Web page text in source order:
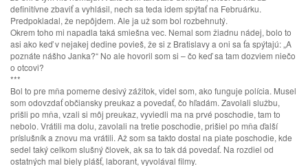
definitívne zbaviť a vyhlásil, nech sa teda idem spýtať na Februárku.
Predpokladal, že nepôjdem. Ale ja už som bol rozbehnutý.
Okrem toho mi napadla taká smiešna vec. Nemal som žiadnu nádej, bolo to
asi ako keď v nejakej dedine povieš, že si z Bratislavy a oni sa ťa spýtajú: „A
poznáte nášho Janka?“ No ale hovoril som si – čo keď sa tam dozviem niečo
o otcovi?
***
Bol to pre mňa pomerne desivý zážitok, videl som, ako funguje polícia. Musel
som odovzdať občiansky preukaz a povedať, čo hľadám. Zavolali službu,
prišli po mňa, vzali si môj preukaz, vyviedli ma na prvé poschodie, tam to
nebolo. Vrátili ma dolu, zavolali na tretie poschodie, prišiel po mňa ďalší
príslušník a znovu ma vrátili. Až som sa takto dostal na piate poschodie, kde
sedel taký celkom slušný človek, ak sa to tak dá povedať. Na rozdiel od
ostatných mal biely plášť, laborant, vyvolával filmy.